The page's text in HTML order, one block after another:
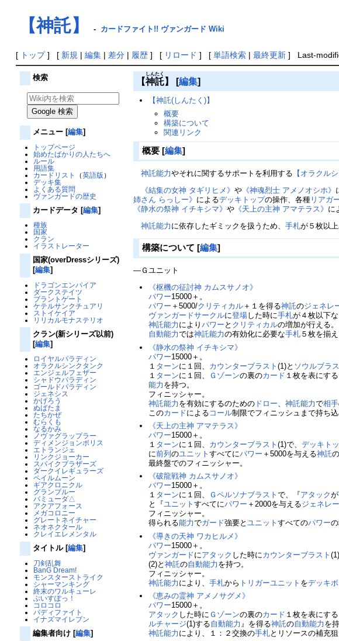
【神託】 - カードファイト!! ヴァンガード Wiki
[ トップ] [ 新規 | 編集| 差分| 履歴] [ リロード ] [ 単語検索| 最終更新] Last-
検索
メニュー [編集]
トップページ
始めたばかりの人たちへ
ルール
用語集
カードリスト
（英語版 ）
デッキ集
よくある質問
ヴァンガードの歴史
カードデータ [編集]
種族
国家
クラン
イラストレーター
国家(overDressシリーズ)
[編集]
ドラゴンエンパイア
ダークステイツ
ブラントゲート
ケテルサンクチュアリ
ストイケイア
リリカルモナステリオ
クラン(新シリーズ以前)
[編集]
ロイヤルパラディン
オラクルシンクタンク
エンジェルフェザー
シャドウパラディン
ゴールドパラディン
ジェネシス
かげろう
ぬばたま
たちかぜ
むらくも
なるかみ
ノヴァグラップラー
ディメンジョンポリス
エトランジェ
リンクジョーカー
スパイクブラザーズ
ダークイレギュラーズ
ペイルムーン
ギアクロニクル
グランブルー
バミューダ△
アクアフォース
メガコロニー
グレートネイチャー
ネオネクタール
クレイエレメンタル
タイトル [編集]
刀剣乱舞
BanG Dream!
モンスターストライク
シャーマンキング
終末のワルキューレ
ぶいすぽっ！
コロコロ
バディファイト
イナズマイレブン
編集者向け [編集]
【神託
しんたく
】 [編集]
【神託(しんたく)】
概要
構築について
関連リンク
概要 [編集]
神託能力やそれに関するサポートを利用する 【オラクル
《結集の女神 タギリヒメ》や 《神魂烈士 アメノオシホ》
姉さん らっしー》 によるデッキトップの操作、各種 リアガ
《静水の祭神 イチキシマ》や 《天上の主神 アマテラス》 に
神託能力 に依存したギミックを扱うため、手札が５枚以
構築について [編集]
―Ｇユニット
《枢機の征討神 カムスサノオ》
パワー15000＋。
パワー ＋5000/クリティカル ＋１を得る神託のジェネレ
ヴァンガードサークルに登場した時に手札が４枚以下な
神託能力 によりパワー と クリティカルの増加が行える。
自動能力では神託能力の有効化に必要な手札 ５枚を揃え
《静水の祭神 イチキシマ》
パワー15000＋。
１ ターンに１回、 カウンターブラスト(1)と ソウルブラ
１ ターンに１回、 Ｇゾーンの裏のカード １枚を表にす
能力 を持つ。
フィニッシャー。
神託能力 を有効にするのための ドロー 、神託能力で相手
このカードによる コール制限でフィニッシュまで持ち
《天上の主神 アマテラス》
パワー15000＋。
１ ターンに１回、 カウンターブラスト(1)で、デッキト
に前列のユニットすべてにパワー ＋5000を与える神託の
最終盤でのフィニッシャー。
《破龍戦神 カムスサノオ》
パワー15000＋。
１ ターンに１回、 Ｇペルソナブラストで、『アタックが
と『ユニットすべてにパワー ＋2000を与えるジェネレ
フィニッシャー。
得られる能力でガード強要とユニットすべてのパワー
《導きの天神 ワカヒルメ》
パワー15000＋。
ヴァンガードにアタック した時にカウンターブラスト
(2)と神託の自動能力 を持つ。
フィニッシャー。
神託能力 により、手札から トリガーユニット をデッキ
《恵みの霊神 アメノサグメ》
パワー15000＋。
アタック した時に Ｇゾーンの裏のカード １枚を表にす
ルチャージ(1)する自動能力 』を得る神託の自動能力 を
神託能力 により、１：２交換の手札とリソースの補充